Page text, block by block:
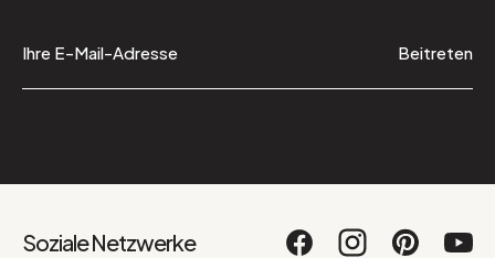
Beitreten
Soziale Netzwerke